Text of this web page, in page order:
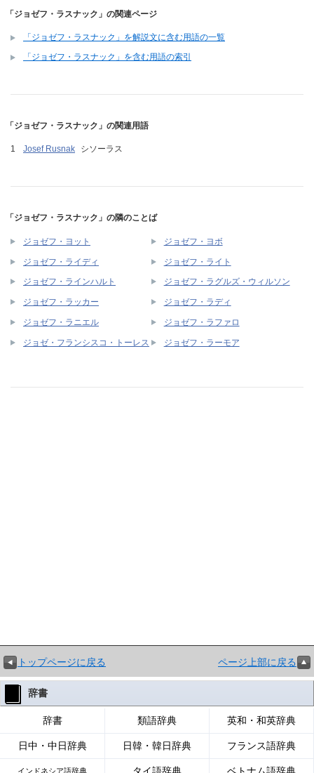
「ジョゼフ・ラスナック」の関連ページ
「ジョゼフ・ラスナック」を解説文に含む用語の一覧
「ジョゼフ・ラスナック」を含む用語の索引
「ジョゼフ・ラスナック」の関連用語
Josef Rusnak シソーラス
「ジョゼフ・ラスナック」の隣のことば
ジョゼフ・ヨット ジョゼフ・ヨボ
ジョゼフ・ライディ ジョゼフ・ライト
ジョゼフ・ラインハルト ジョゼフ・ラグルズ・ウィルソン
ジョゼフ・ラッカー ジョゼフ・ラディ
ジョゼフ・ラニエル ジョゼフ・ラファロ
ジョゼ・フランシスコ・トーレス ジョゼフ・ラーモア
トップページに戻る ページ上部に戻る
辞書
辞書 類語辞典 英和・和英辞典
日中・中日辞典 日韓・韓日辞典 フランス語辞典
インドネシア語辞典